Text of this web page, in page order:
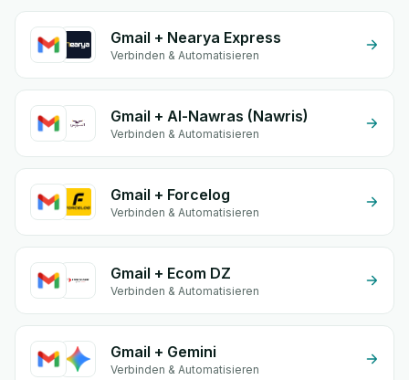
Gmail + Nearya Express
Verbinden & Automatisieren
Gmail + Al-Nawras (Nawris)
Verbinden & Automatisieren
Gmail + Forcelog
Verbinden & Automatisieren
Gmail + Ecom DZ
Verbinden & Automatisieren
Gmail + Gemini
Verbinden & Automatisieren